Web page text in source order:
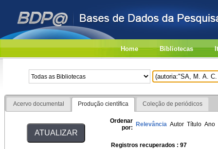
Home Bibliotecas
Acervo documental Produção científica Coleção de periódicos
Ordenar
por: Relevância Autor Título Ano
Registros recuperados : 97